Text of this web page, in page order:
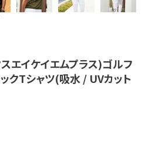
エイケイエムプラス)ゴルフ
クTシャツ(吸水 / UVカット